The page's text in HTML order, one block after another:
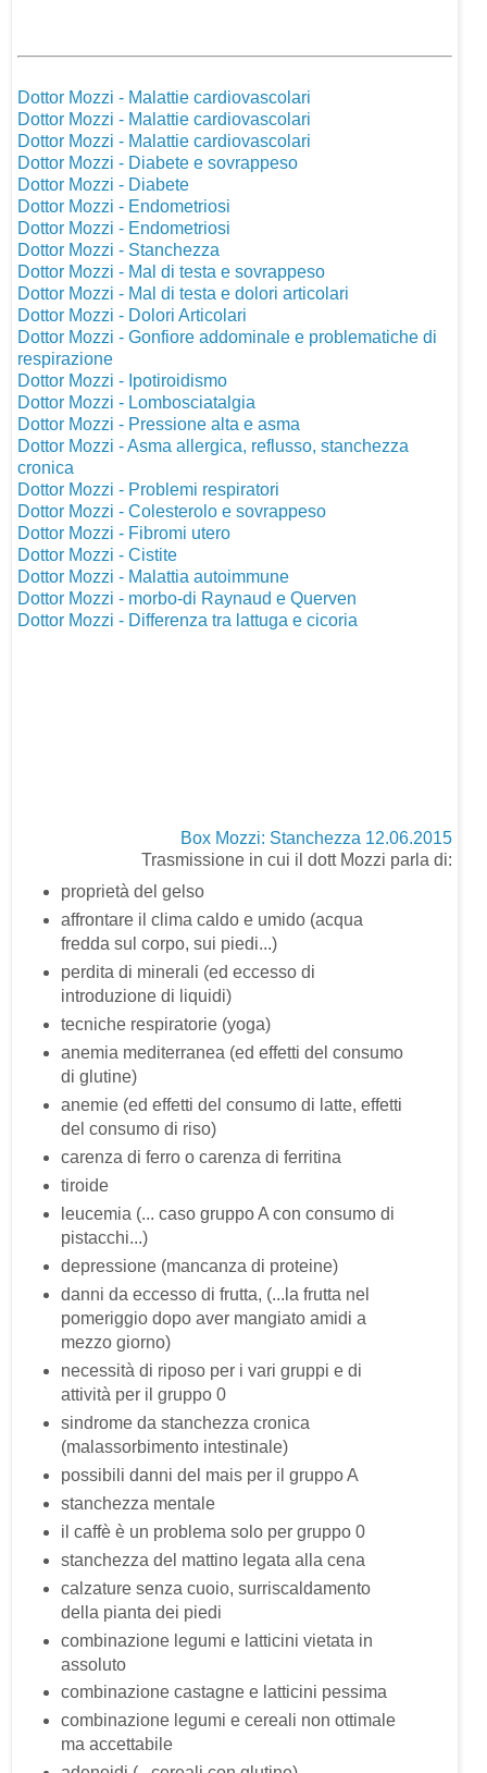
Dottor Mozzi - Malattie cardiovascolari
Dottor Mozzi - Malattie cardiovascolari
Dottor Mozzi - Malattie cardiovascolari
Dottor Mozzi - Diabete e sovrappeso
Dottor Mozzi - Diabete
Dottor Mozzi - Endometriosi
Dottor Mozzi - Endometriosi
Dottor Mozzi - Stanchezza
Dottor Mozzi - Mal di testa e sovrappeso
Dottor Mozzi - Mal di testa e dolori articolari
Dottor Mozzi - Dolori Articolari
Dottor Mozzi - Gonfiore addominale e problematiche di
respirazione
Dottor Mozzi - Ipotiroidismo
Dottor Mozzi - Lombosciatalgia
Dottor Mozzi - Pressione alta e asma
Dottor Mozzi - Asma allergica, reflusso, stanchezza
cronica
Dottor Mozzi - Problemi respiratori
Dottor Mozzi - Colesterolo e sovrappeso
Dottor Mozzi - Fibromi utero
Dottor Mozzi - Cistite
Dottor Mozzi - Malattia autoimmune
Dottor Mozzi - morbo-di Raynaud e Querven
Dottor Mozzi - Differenza tra lattuga e cicoria
Box Mozzi: Stanchezza 12.06.2015
Trasmissione in cui il dott Mozzi parla di:
proprietà del gelso
affrontare il clima caldo e umido (acqua
fredda sul corpo, sui piedi...)
perdita di minerali (ed eccesso di
introduzione di liquidi)
tecniche respiratorie (yoga)
anemia mediterranea (ed effetti del consumo
di glutine)
anemie (ed effetti del consumo di latte, effetti
del consumo di riso)
carenza di ferro o carenza di ferritina
tiroide
leucemia (... caso gruppo A con consumo di
pistacchi...)
depressione (mancanza di proteine)
danni da eccesso di frutta, (...la frutta nel
pomeriggio dopo aver mangiato amidi a
mezzo giorno)
necessità di riposo per i vari gruppi e di
attività per il gruppo 0
sindrome da stanchezza cronica
(malassorbimento intestinale)
possibili danni del mais per il gruppo A
stanchezza mentale
il caffè è un problema solo per gruppo 0
stanchezza del mattino legata alla cena
calzature senza cuoio, surriscaldamento
della pianta dei piedi
combinazione legumi e latticini vietata in
assoluto
combinazione castagne e latticini pessima
combinazione legumi e cereali non ottimale
ma accettabile